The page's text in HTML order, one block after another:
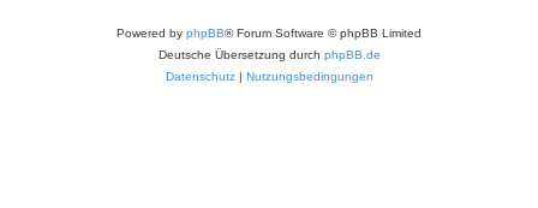
Powered by phpBB® Forum Software © phpBB Limited
Deutsche Übersetzung durch phpBB.de
Datenschutz | Nutzungsbedingungen